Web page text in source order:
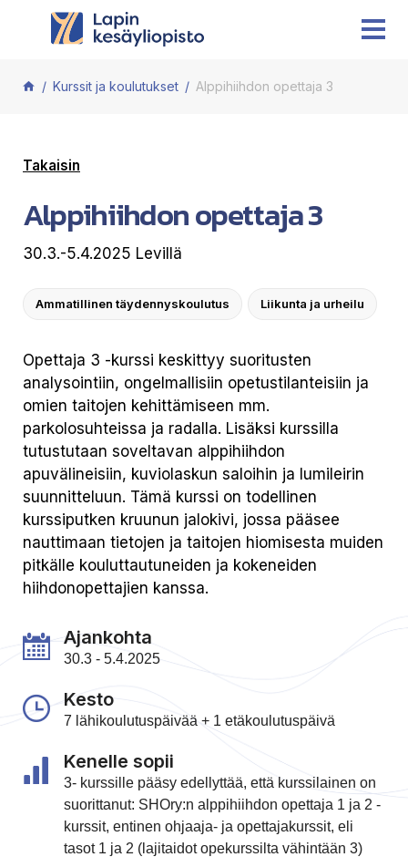
Siirry sisältöön
Kurssit ja koulutukset Alppihiihdon opettaja 3
Takaisin
Alppihiihdon opettaja 3
30.3.-5.4.2025 Levillä
Ammatillinen täydennyskoulutus Liikunta ja urheilu
Opettaja 3 -kurssi keskittyy suoritusten
analysointiin, ongelmallisiin opetustilanteisiin ja
omien taitojen kehittämiseen mm.
parkolosuhteissa ja radalla. Lisäksi kurssilla
tutustutaan soveltavan alppihiihdon
apuvälineisiin, kuviolaskun saloihin ja lumileirin
suunnitteluun. Tämä kurssi on todellinen
kurssiputken kruunun jalokivi, jossa pääsee
nauttimaan tietojen ja taitojen hiomisesta muiden
pitkälle kouluttautuneiden ja kokeneiden
hiihdonopettajien kanssa.
Ajankohta
30.3 - 5.4.2025
Kesto
7 lähikoulutuspäivää + 1 etäkoulutuspäivä
Kenelle sopii
3- kurssille pääsy edellyttää, että kurssilainen on
suorittanut: SHOry:n alppihiihdon opettaja 1 ja 2 -
kurssit, entinen ohjaaja- ja opettajakurssit, eli
tasot 1 ja 2 (lajitaidot opekurssilta vähintään 3)